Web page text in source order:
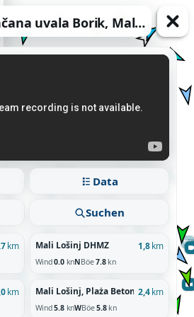
Sunčana uvala Borik, Mali Lošinj
Data
Suchen
km Mali Lošinj DHMZ 1,8km
Wind0.0knNBöe7.8kn
km Mali Lošinj, Plaża Betonowa
2,4km
Wind5.8knWBöe5.8kn